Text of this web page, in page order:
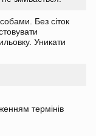
Без сіток
Уникати
термінів